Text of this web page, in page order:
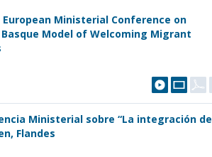
Ministerial Conference on
Model of Welcoming Migrant
Ministerial sobre “La integración de
Flandes